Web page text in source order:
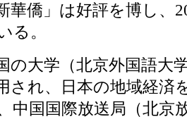
華僑」は好評を博し、
る。
の大学（北京外国語大
され、日本の地域経済
中国国際放送局（北京